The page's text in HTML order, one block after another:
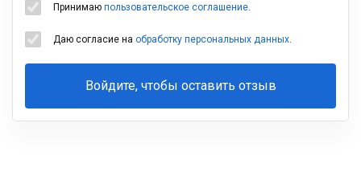
Принимаю пользовательское соглашение.
Даю согласие на обработку персональных данных.
Войдите, чтобы оставить отзыв
Ваша